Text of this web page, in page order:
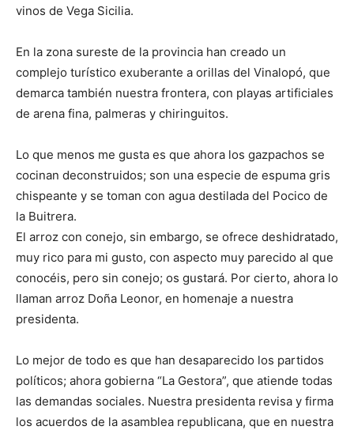
vinos de Vega Sicilia.
En la zona sureste de la provincia han creado un
complejo turístico exuberante a orillas del Vinalopó, que
demarca también nuestra frontera, con playas artificiales
de arena fina, palmeras y chiringuitos.
Lo que menos me gusta es que ahora los gazpachos se
cocinan deconstruidos; son una especie de espuma gris
chispeante y se toman con agua destilada del Pocico de
la Buitrera.
El arroz con conejo, sin embargo, se ofrece deshidratado,
muy rico para mi gusto, con aspecto muy parecido al que
conocéis, pero sin conejo; os gustará. Por cierto, ahora lo
llaman arroz Doña Leonor, en homenaje a nuestra
presidenta.
Lo mejor de todo es que han desaparecido los partidos
políticos; ahora gobierna “La Gestora”, que atiende todas
las demandas sociales. Nuestra presidenta revisa y firma
los acuerdos de la asamblea republicana, que en nuestra